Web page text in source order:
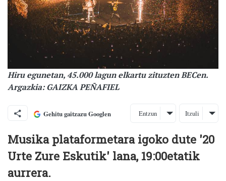
Hiru egunetan, 45.000 lagun elkartu zituzten BECen.
Argazkia: GAIZKA PEÑAFIEL
Gehitu gaitzazu Googlen Entzun Itzuli
Musika plataformetara igoko dute '20
Urte Zure Eskutik' lana, 19:00etatik
aurrera.